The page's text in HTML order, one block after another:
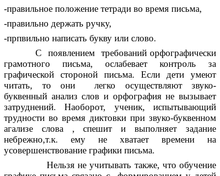
-правильное положение тетради во время письма,
-правильно держать ручку,
-прпвильно написать букву или слово.
С появлением требований орфографически
грамотного письма, ослабевает контроль за
графической стороной письма. Если дети умеют
читать, то они легко осуществляют звуко-
буквенный анализ слов и орфография не вызывает
затруднений. Наоборот, ученик, испытывающий
трудности во время диктовки при звуко-буквенном
агализе слова , спешит и выполняет задание
небрежно,т.к. ему не хватает времени на
усовершенствование графики письма.
Нельзя не учитывать также, что обучение